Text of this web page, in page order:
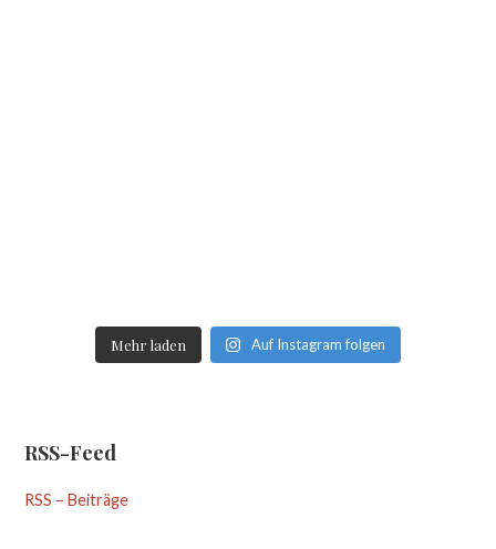
Mehr laden Auf Instagram folgen
RSS-Feed
RSS – Beiträge